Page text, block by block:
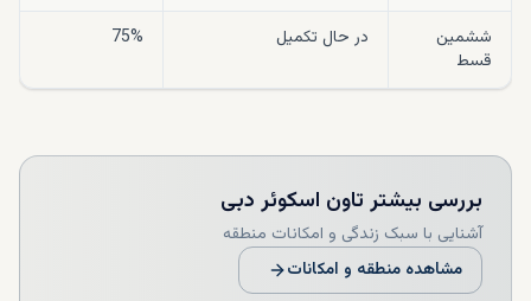
ششمین
قسط
در حال تکمیل 75%
بررسی بیشتر تاون اسکوئر دبی
آشنایی با سبک زندگی و امکانات منطقه
مشاهده منطقه و امکانات